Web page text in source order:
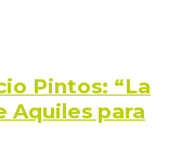
Pintos: “La
Aquiles para